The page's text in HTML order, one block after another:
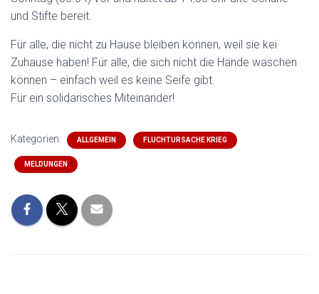
und Stifte bereit.
Für alle, die nicht zu Hause bleiben können, weil sie kei
Zuhause haben! Für alle, die sich nicht die Hände waschen
können – einfach weil es keine Seife gibt.
Für ein solidarisches Miteinander!
Kategorien: ALLGEMEIN FLUCHTURSACHE KRIEG
MELDUNGEN